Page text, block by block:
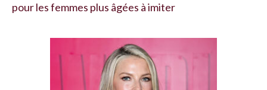
pour les femmes plus âgées à imiter